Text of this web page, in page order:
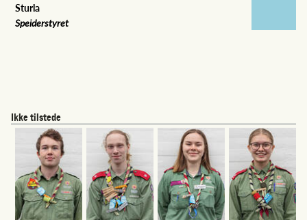
Sturla
Speiderstyret
Ikke tilstede